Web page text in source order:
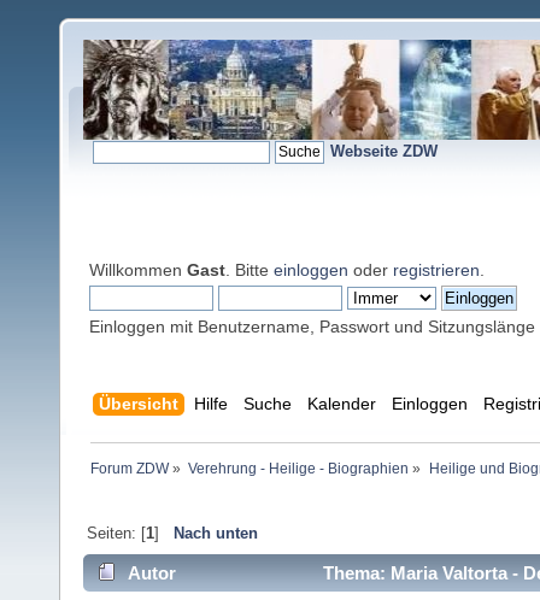
Webseite ZDW
Willkommen Gast . Bitte einloggen oder registrieren
Einloggen mit Benutzername, Passwort und Sitzungslänge
Übersicht Hilfe Suche Kalender Einloggen
Forum ZDW» Verehrung - Heilige - Biographien » Heilige und
Seiten: [1] Nach unten
Autor Thema: Maria Valtorta -